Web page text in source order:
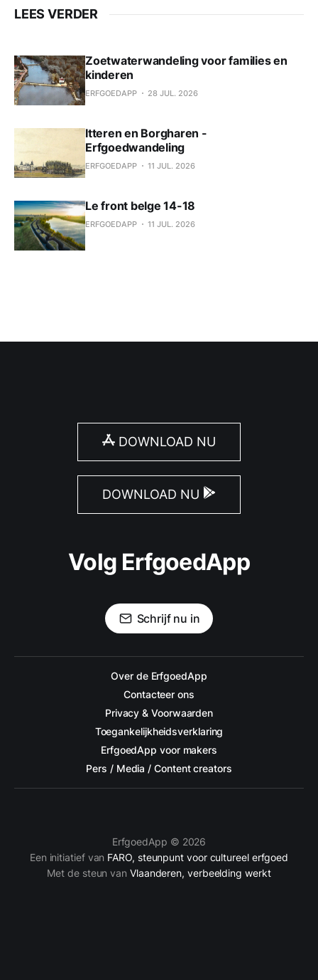
LEES VERDER
Zoetwaterwandeling voor families en
kinderen
ERFGOEDAPP 28 JUL. 2026
Itteren en Borgharen -
Erfgoedwandeling
ERFGOEDAPP 11 JUL. 2026
Le front belge 14-18
ERFGOEDAPP 11 JUL. 2026
DOWNLOAD NU
DOWNLOAD NU
Volg ErfgoedApp
Schrijf nu in
Over de ErfgoedApp
Contacteer ons
Privacy & Voorwaarden
Toegankelijkheidsverklaring
ErfgoedApp voor makers
Pers / Media / Content creators
ErfgoedApp © 2026
Een initiatief van FARO, steunpunt voor cultureel erfgoed
Met de steun van Vlaanderen, verbeelding werkt